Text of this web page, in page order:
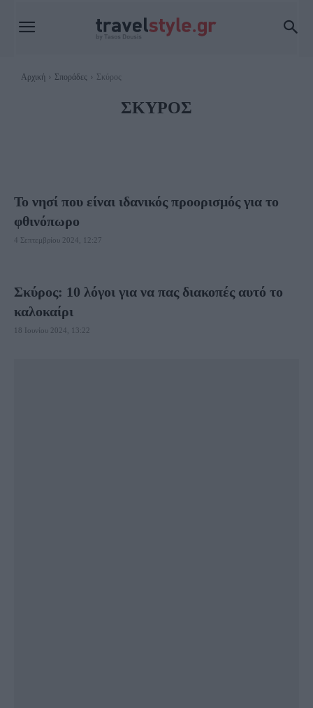
Αρχική Σποράδες Σκύρος
ΣΚΎΡΟΣ
Το νησί που είναι ιδανικός προορισμός για το
φθινόπωρο
4 Σεπτεμβρίου 2024, 12:27
Σκύρος: 10 λόγοι για να πας διακοπές αυτό το
καλοκαίρι
18 Ιουνίου 2024, 13:22